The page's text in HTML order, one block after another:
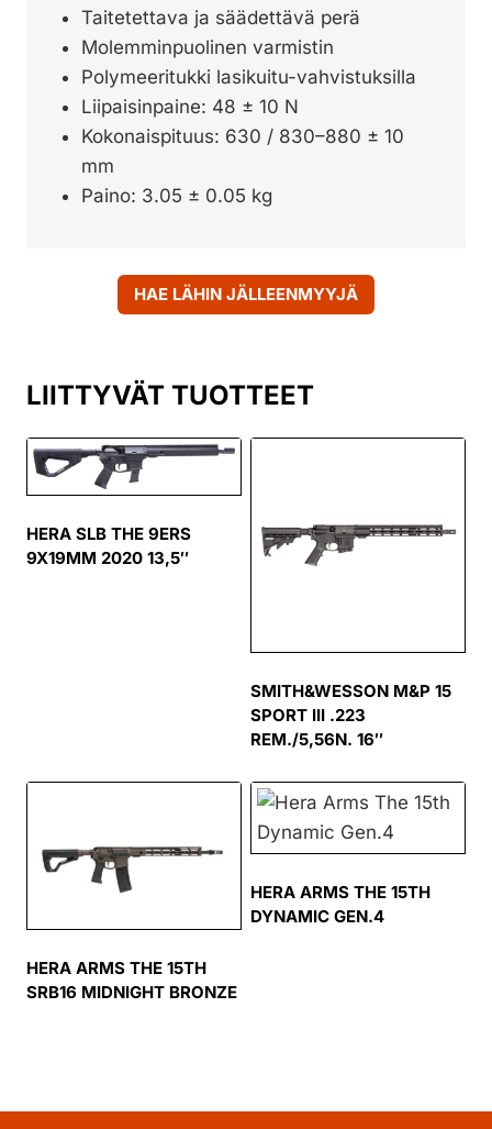
Taitetettava ja säädettävä perä
Molemminpuolinen varmistin
Polymeeritukki lasikuitu-vahvistuksilla
Liipaisinpaine: 48 ± 10 N
Kokonaispituus: 630 / 830–880 ± 10
mm
Paino: 3.05 ± 0.05 kg
HAE LÄHIN JÄLLEENMYYJÄ
LIITTYVÄT TUOTTEET
HERA SLB THE 9ERS
9X19MM 2020 13,5″
SMITH&WESSON M&P 15
SPORT III .223
REM./5,56N. 16″
HERA ARMS THE 15TH
SRB16 MIDNIGHT BRONZE
HERA ARMS THE 15TH
DYNAMIC GEN.4